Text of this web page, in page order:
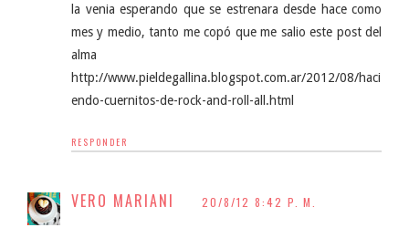
la venia esperando que se estrenara desde hace como
mes y medio, tanto me copó que me salio este post del
alma
http://www.pieldegallina.blogspot.com.ar/2012/08/haci
endo-cuernitos-de-rock-and-roll-all.html
RESPONDER
VERO MARIANI 20/8/12 8:42 P. M.